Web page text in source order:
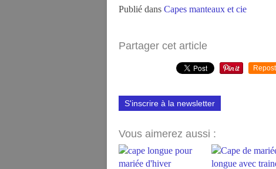
Publié dans Capes manteaux et cie
Partager cet article
Repost
S'inscrire à la newsletter
Vous aimerez aussi :